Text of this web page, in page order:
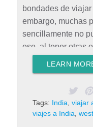
bondades de
embargo, muchas
sencillamente no
ese, al tener otras
eso, hoy te
familia Realizar
familiar puede ser
LEARN
Tags: India viajar
viajes a India